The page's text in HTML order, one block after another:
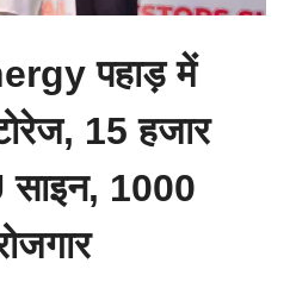
पहाड़ में
15 हजार
साइन, 1000